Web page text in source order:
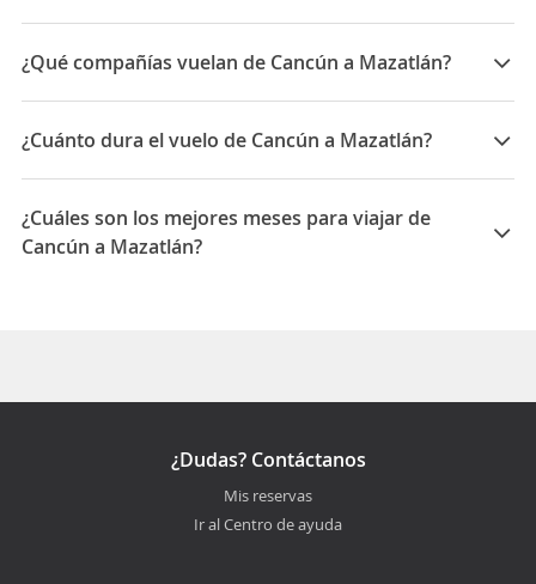
¿Qué compañías vuelan de Cancún a Mazatlán?
Las compañías que vuelan de Cancún a Mazatlán son:
Aeromexico, Interjet
¿Cuánto dura el vuelo de Cancún a Mazatlán?
La duración media para viajar entre Cancún y
Mazatlán es 05:58
¿Cuáles son los mejores meses para viajar de
Cancún a Mazatlán?
¿Dudas? Contáctanos
Mis reservas
Ir al Centro de ayuda